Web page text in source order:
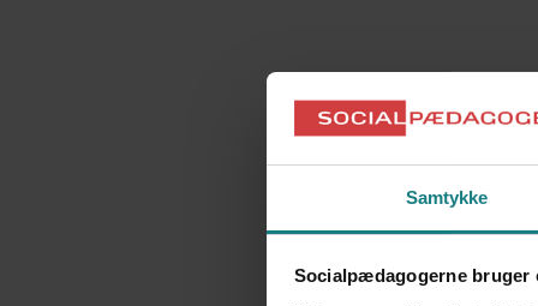
Samtykke
Socialpædagogerne bruger